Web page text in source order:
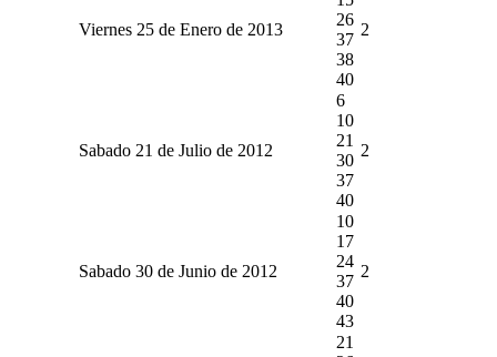
Viernes 25 de Enero de 2013
26
37
38
40
2
Sabado 21 de Julio de 2012
6
10
21
30
37
40
2
Sabado 30 de Junio de 2012
10
17
24
37
40
43
2
21